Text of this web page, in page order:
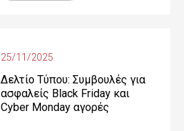
25/11/2025
Δελτίο Τύπου: Συμβουλές για
ασφαλείς Black Friday και
Cyber Monday αγορές